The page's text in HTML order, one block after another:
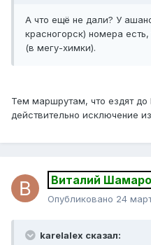
А что ещё не дали? У
красногорск) номера
(в мегу-химки).
Тем маршрутам, что ездят
действительно исключение
Виталий
Опубликовано 24
karelalex сказал: